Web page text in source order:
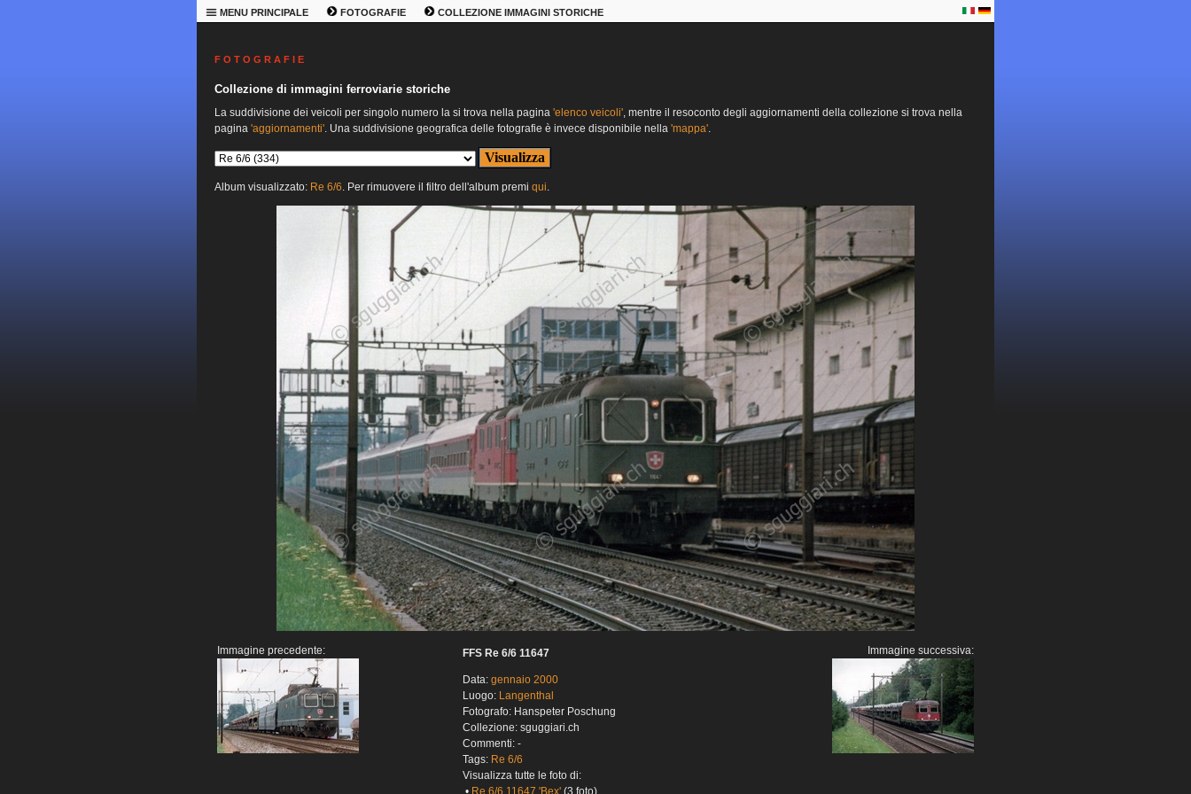
MENU PRINCIPALE FOTOGRAFIE COLLEZIONE IMMAGINI STORICHE
F O T O G R A F I E
Collezione di immagini ferroviarie storiche
La suddivisione dei veicoli per singolo numero la si trova nella pagina 'elenco veicoli', mentre il resoconto degli aggiornamenti della collezione si trova nella
pagina 'aggiornamenti'. Una suddivisione geografica delle fotografie è invece disponibile nella 'mappa'.
Album visualizzato: Re 6/6. Per rimuovere il filtro dell'album premi qui.
Immagine precedente: FFS Re 6/6 11647
Data: gennaio 2000
Luogo: Langenthal
Fotografo: Hanspeter Poschung
Collezione: sguggiari.ch
Commenti: -
Tags: Re 6/6
Visualizza tutte le foto di:
Immagine successiva: